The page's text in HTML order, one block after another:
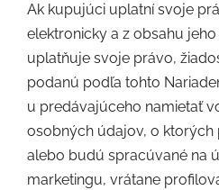
Ak kupujúci uplatní svoje
elektronicky a z obsahu
uplatňuje svoje právo,
podanú podľa tohto
u predávajúceho namietať
osobných údajov, o ktorých
alebo budú spracúvané na
marketingu, vrátane